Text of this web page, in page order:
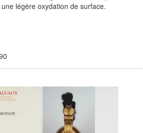
légère oxydation de surface.